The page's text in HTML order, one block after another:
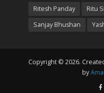
Ritesh Panday
Ritu
Sanjay Bhushan
Copyright © 2026.
by